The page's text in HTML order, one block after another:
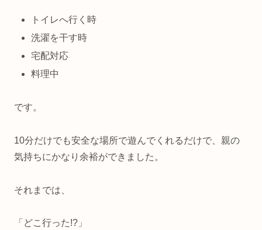
トイレへ行く時
洗濯を干す時
宅配対応
料理中
です。
10分だけでも安全な場所で遊んでくれるだけで、親の
気持ちにかなり余裕ができました。
それまでは、
「どこ行った!?」